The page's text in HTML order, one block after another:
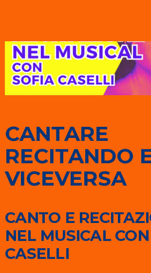
CANTARE
RECITANDO
VICEVERSA
CANTO E
NEL MUSICAL
CASELLI